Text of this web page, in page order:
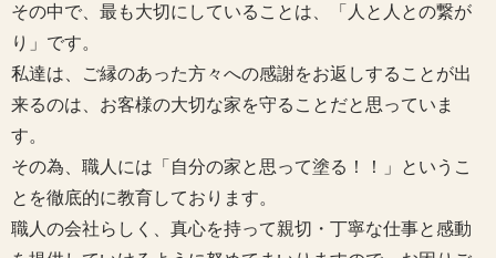
その中で、最も大切にしていることは、「人と人との繋が
り」です。
私達は、ご縁のあった方々への感謝をお返しすることが出
来るのは、お客様の大切な家を守ることだと思っていま
す。
その為、職人には「自分の家と思って塗る！！」というこ
とを徹底的に教育しております。
職人の会社らしく、真心を持って親切・丁寧な仕事と感動